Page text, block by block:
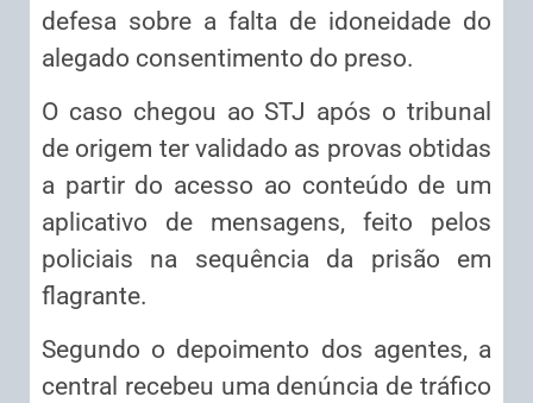
defesa sobre a falta de idoneidade do
alegado consentimento do preso.
O caso chegou ao STJ após o tribunal
de origem ter validado as provas obtidas
a partir do acesso ao conteúdo de um
aplicativo de mensagens, feito pelos
policiais na sequência da prisão em
flagrante.
Segundo o depoimento dos agentes, a
central recebeu uma denúncia de tráfico